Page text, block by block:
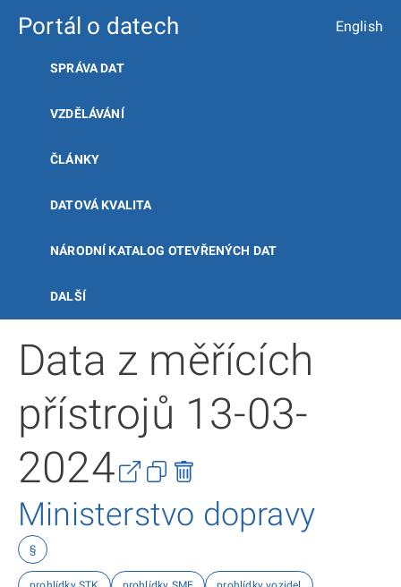
Portál o datech English
SPRÁVA DAT
VZDĚLÁVÁNÍ
ČLÁNKY
DATOVÁ KVALITA
NÁRODNÍ KATALOG OTEVŘENÝCH DAT
DALŠÍ
Data z měřících
přístrojů 13-03-
2024
Ministerstvo dopravy
§